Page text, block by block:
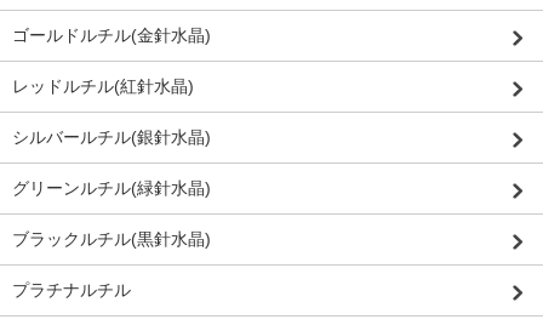
ゴールドルチル(金針水晶)
レッドルチル(紅針水晶)
シルバールチル(銀針水晶)
グリーンルチル(緑針水晶)
ブラックルチル(黒針水晶)
プラチナルチル